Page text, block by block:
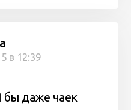
в 12:39
бы даже чаек